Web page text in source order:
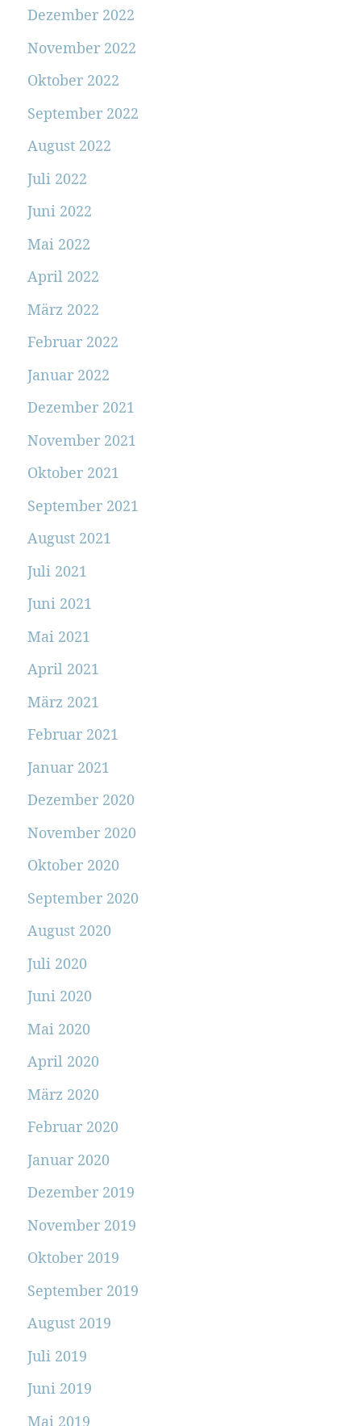
Dezember 2022
November 2022
Oktober 2022
September 2022
August 2022
Juli 2022
Juni 2022
Mai 2022
April 2022
März 2022
Februar 2022
Januar 2022
Dezember 2021
November 2021
Oktober 2021
September 2021
August 2021
Juli 2021
Juni 2021
Mai 2021
April 2021
März 2021
Februar 2021
Januar 2021
Dezember 2020
November 2020
Oktober 2020
September 2020
August 2020
Juli 2020
Juni 2020
Mai 2020
April 2020
März 2020
Februar 2020
Januar 2020
Dezember 2019
November 2019
Oktober 2019
September 2019
August 2019
Juli 2019
Juni 2019
Mai 2019